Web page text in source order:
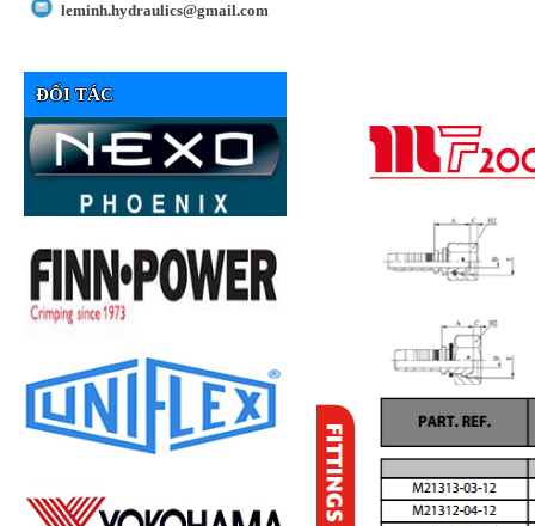
leminh.hydraulics@gmail.com
ĐỐI TÁC